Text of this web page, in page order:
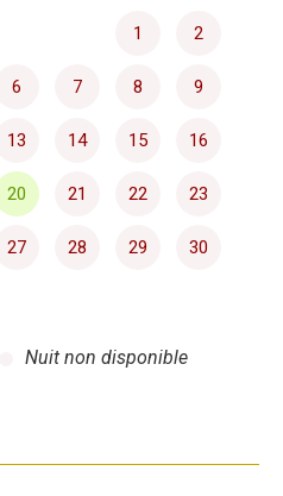
1 2
6 7 8 9
13 14 15 16
20 21 22 23
27 28 29 30
Nuit non disponible